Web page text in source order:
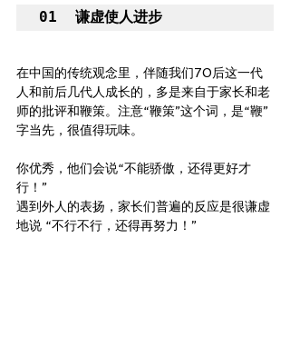
01  谦虚使人进步
在中国的传统观念里，伴随我们70后这一代
人和前后几代人成长的，多是来自于家长和老
师的批评和鞭策。注意“鞭策”这个词，是“鞭”
字当先，很值得玩味。
你优秀，他们会说“不能骄傲，还得更好才
行！”
遇到外人的表扬，家长们普遍的反应是很谦虚
地说 “不行不行，还得再努力！”